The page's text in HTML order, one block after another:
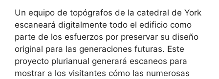
Un equipo de topógrafos de la catedral de York
escaneará digitalmente todo el edificio como
parte de los esfuerzos por preservar su diseño
original para las generaciones futuras. Este
proyecto plurianual generará escaneos para
mostrar a los visitantes cómo las numerosas